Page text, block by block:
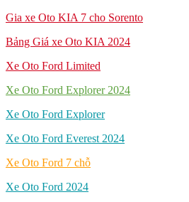
Gia xe Oto KIA 7 cho Sorento
Bảng Giá xe Oto KIA 2024
Xe Oto Ford Limited
Xe Oto Ford Explorer 2024
Xe Oto Ford Explorer
Xe Oto Ford Everest 2024
Xe Oto Ford 7 chỗ
Xe Oto Ford 2024